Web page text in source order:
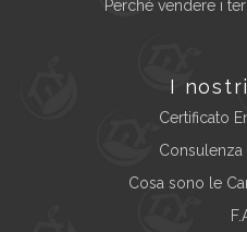
Perché vendere i
I
Certificato
Cosa sono le